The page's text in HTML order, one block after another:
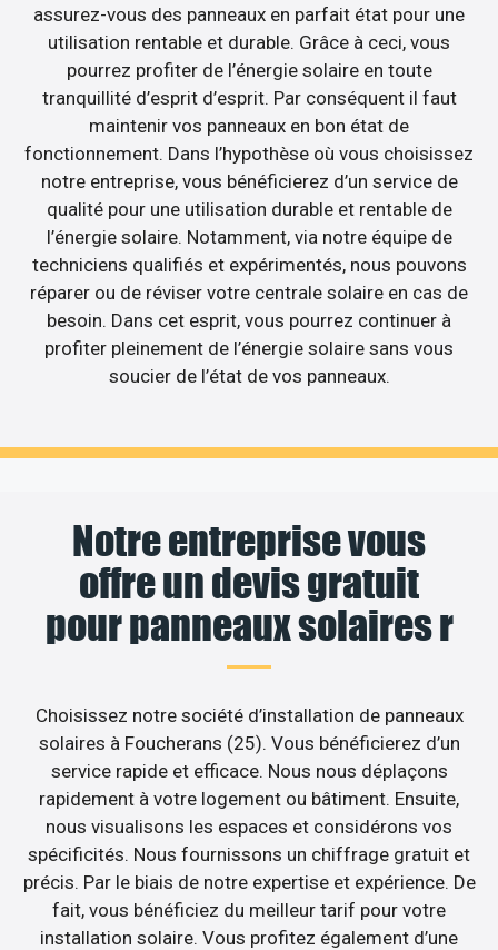
assurez-vous des panneaux en parfait état pour une
utilisation rentable et durable. Grâce à ceci, vous
pourrez profiter de l’énergie solaire en toute
tranquillité d’esprit d’esprit. Par conséquent il faut
maintenir vos panneaux en bon état de
fonctionnement. Dans l’hypothèse où vous choisissez
notre entreprise, vous bénéficierez d’un service de
qualité pour une utilisation durable et rentable de
l’énergie solaire. Notamment, via notre équipe de
techniciens qualifiés et expérimentés, nous pouvons
réparer ou de réviser votre centrale solaire en cas de
besoin. Dans cet esprit, vous pourrez continuer à
profiter pleinement de l’énergie solaire sans vous
soucier de l’état de vos panneaux.
Notre entreprise vous
offre un devis gratuit
pour panneaux solaires r
Choisissez notre société d’installation de panneaux
solaires à Foucherans (25). Vous bénéficierez d’un
service rapide et efficace. Nous nous déplaçons
rapidement à votre logement ou bâtiment. Ensuite,
nous visualisons les espaces et considérons vos
spécificités. Nous fournissons un chiffrage gratuit et
précis. Par le biais de notre expertise et expérience. De
fait, vous bénéficiez du meilleur tarif pour votre
installation solaire. Vous profitez également d’une